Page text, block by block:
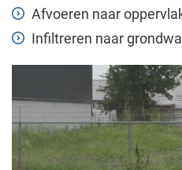
Afvoeren naar
Infiltreren naar